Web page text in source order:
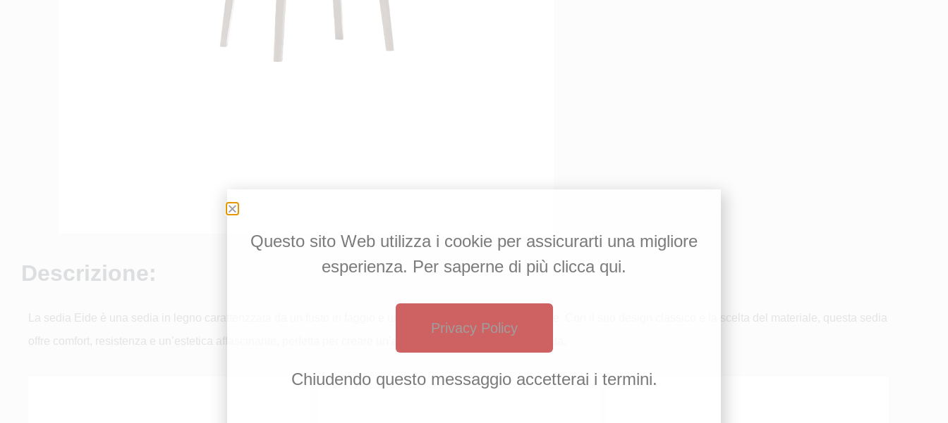
Descrizione:
La sedia Eide è una sedia in legno caratterizzata da un fusto in faggio e una spalliera ampia ed avvolgente. Con il suo design classico e la scelta del materiale, questa sedia
offre comfort, resistenza e un’estetica affascinante, perfetta per creare un’atmosfera accogliente e sofisticata.
Questo sito Web utilizza i cookie per assicurarti una migliore
esperienza. Per saperne di più clicca qui.
Privacy Policy
Chiudendo questo messaggio accetterai i termini.